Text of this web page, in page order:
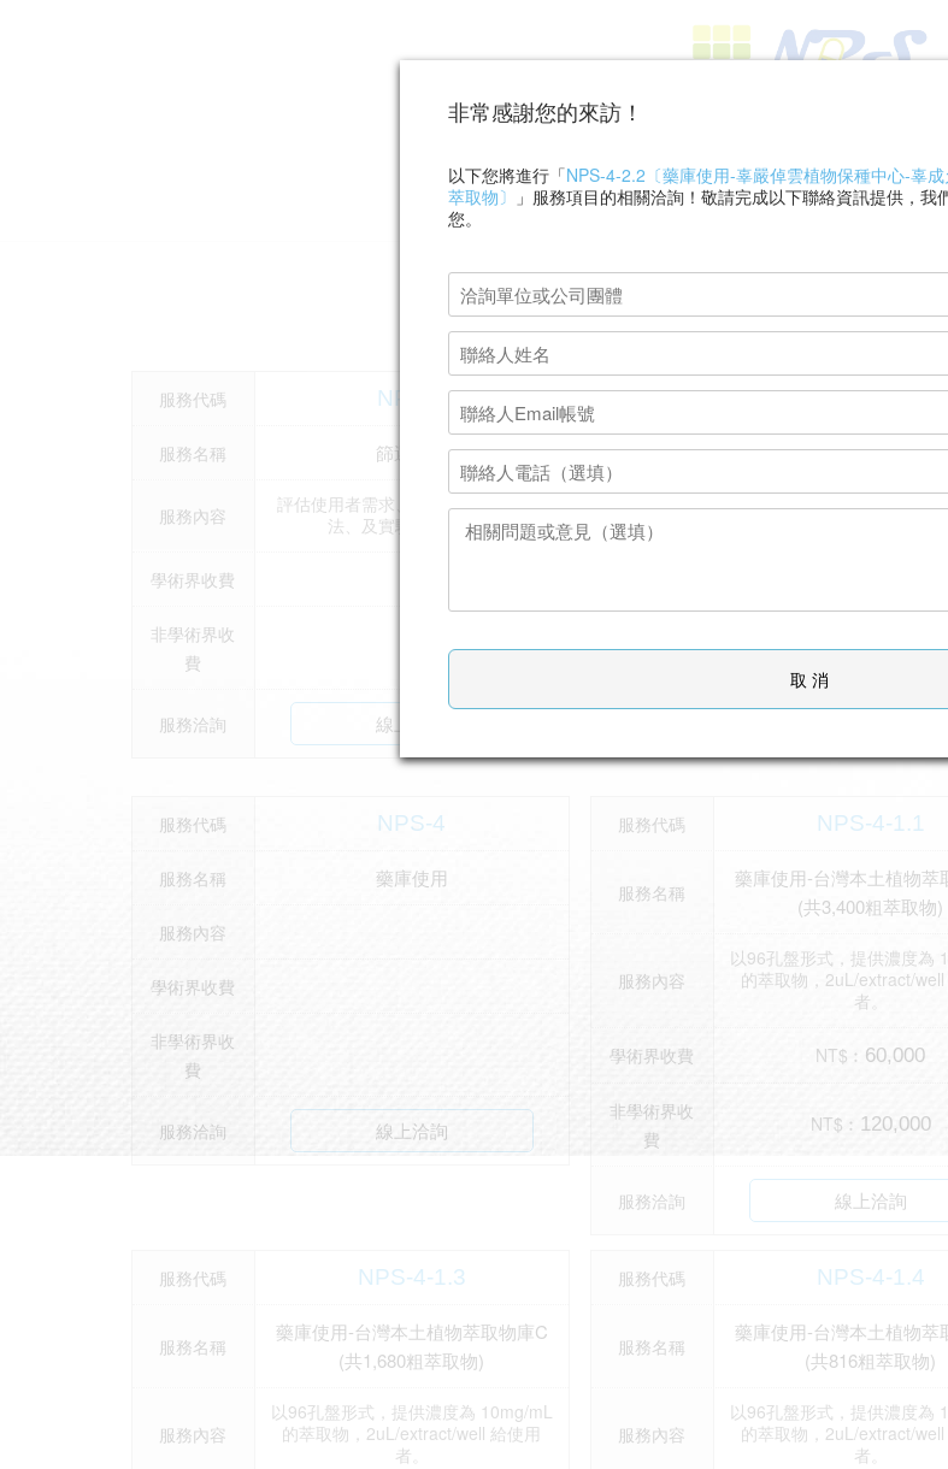
高雄醫學大學天然物藥庫暨高通
天然物藥庫暨高通量篩選核心 ﹥服務項目與
服務代碼 NPS-1
服務名稱 篩選諮詢
服務內容
評估使用者需求、篩選標的、篩選方
法、及實驗設計策略。
學術界收費
非學術界收
費
服務洽詢 線上洽詢
服務代碼 NPS-2
服務名稱 平台建立
服務內容
協助已有篩選標的，但尚未
依諮詢結果報價
服務代碼 NPS-4
服務名稱 藥庫使用
服務內容
學術界收費
非學術界收
費
服務洽詢 線上洽詢
服務代碼 NPS-4-1.1
服務名稱
藥庫使用-台灣本土植物萃
(共3,400粗萃取物)
服務內容
以96孔盤形式，提供濃度為
的萃取物，2uL/extract/well
者。
學術界收費 NT$︰ 60,000
非學術界收
費
NT$︰ 120,000
服務洽詢 線上洽詢
服務代碼 NPS-4-1.3
服務名稱
藥庫使用-台灣本土植物萃取物庫C
(共1,680粗萃取物)
服務內容
以96孔盤形式，提供濃度為 10mg/mL
的萃取物，2uL/extract/well 給使用
者。
服務代碼 NPS-4-1.4
服務名稱
藥庫使用-台灣本土植物萃
(共816粗萃取物)
服務內容
以96孔盤形式，提供濃度為
的萃取物，2uL/extract/well
者。
非常感謝您的來訪！
以下您將進行「NPS-4-2.2〔藥庫使用-辜嚴倬雲植物保種中心-辜
萃取物〕
」服務項目的相關洽詢！敬請完成以下聯絡資訊提供，我
您。
取 消